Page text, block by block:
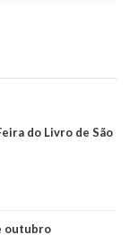
do Livro de São
outubro